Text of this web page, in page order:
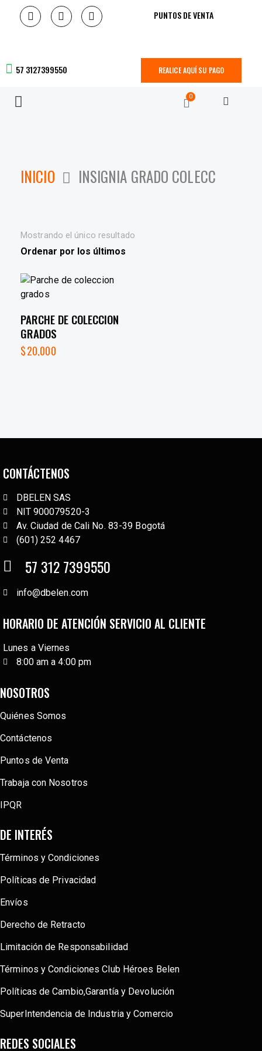
PUNTOS DE VENTA
57 3127399550 REALICE AQUÍ SU PAGO
0
INICIO INSIGNIA GRADO COLECC
Mostrando el único resultado
PARCHE DE COLECCION
GRADOS
$20,000
CONTÁCTENOS
DBELEN SAS
NIT 900079520-3
Av. Ciudad de Cali No. 83-39 Bogotá
(601) 252 4467
57 312 7399550
info@dbelen.com
HORARIO DE ATENCIÓN SERVICIO AL CLIENTE
Lunes a Viernes
8:00 am a 4:00 pm
NOSOTROS
Quiénes Somos
Contáctenos
Puntos de Venta
Trabaja con Nosotros
IPQR
DE INTERÉS
Términos y Condiciones
Políticas de Privacidad
Envíos
Derecho de Retracto
Limitación de Responsabilidad
Términos y Condiciones Club Héroes Belen
Políticas de Cambio,Garantía y Devolución
SuperIntendencia de Industria y Comercio
REDES SOCIALES